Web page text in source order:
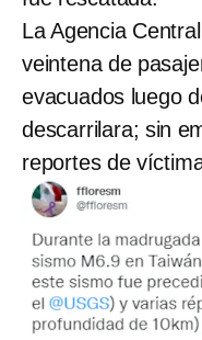
La Agencia
veintena de
evacuados luego
descarrilara; sin
reportes de